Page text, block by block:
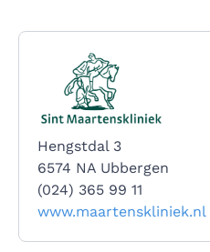
Hengstdal 3
6574 NA Ubbergen
(024) 365 99 11
www.maartenskliniek.nl